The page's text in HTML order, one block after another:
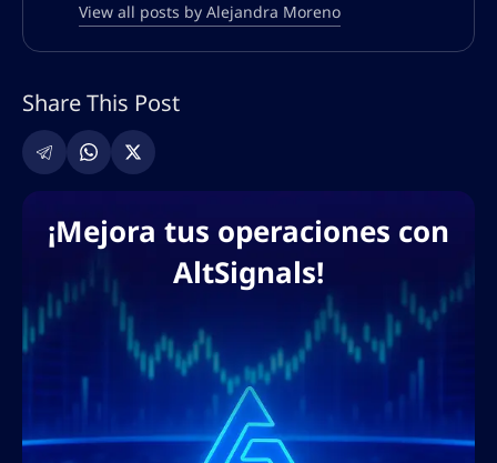
de creación de contenido atractivo que
genera tráfico y educa a las audiencias. Su
complejos y hacerlos accesibles para un
público amplio.
View all posts by Alejandra Moreno
Share This Post
¡Mejora tus operaciones con
AltSignals!